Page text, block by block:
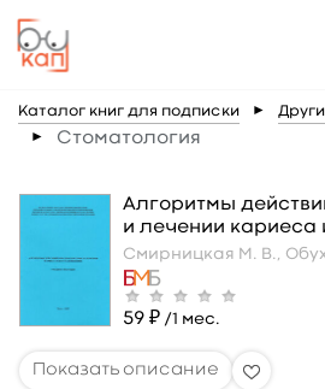
Каталог книг для подписки ►
► Стоматология
Алгоритмы
и лечении кариеса
Смирницкая М. В.,
59 ₽ /1 мес.